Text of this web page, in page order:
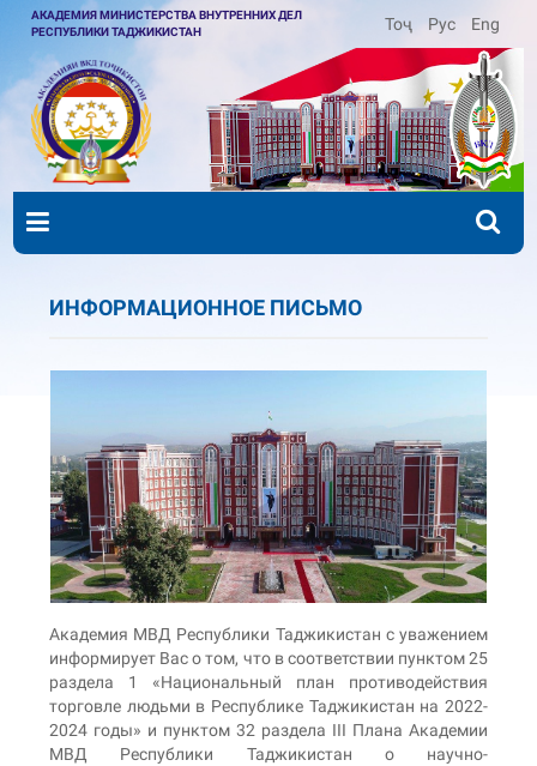
АКАДЕМИЯ МИНИСТЕРСТВА ВНУТРЕННИХ ДЕЛ
РЕСПУБЛИКИ ТАДЖИКИСТАН
Тоҷ Рус Eng
ИНФОРМАЦИОННОЕ ПИСЬМО
Академия МВД Республики Таджикистан с уважением
информирует Вас о том, что в соответствии пунктом 25
раздела 1 «Национальный план противодействия
торговле людьми в Республике Таджикистан на 2022-
2024 годы» и пунктом 32 раздела III Плана Академии
МВД Республики Таджикистан о научно-